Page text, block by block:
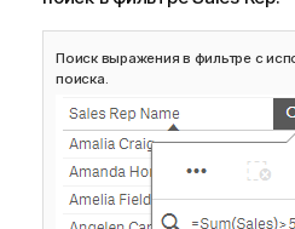
Поиск выражения в фильтре с
поиска.